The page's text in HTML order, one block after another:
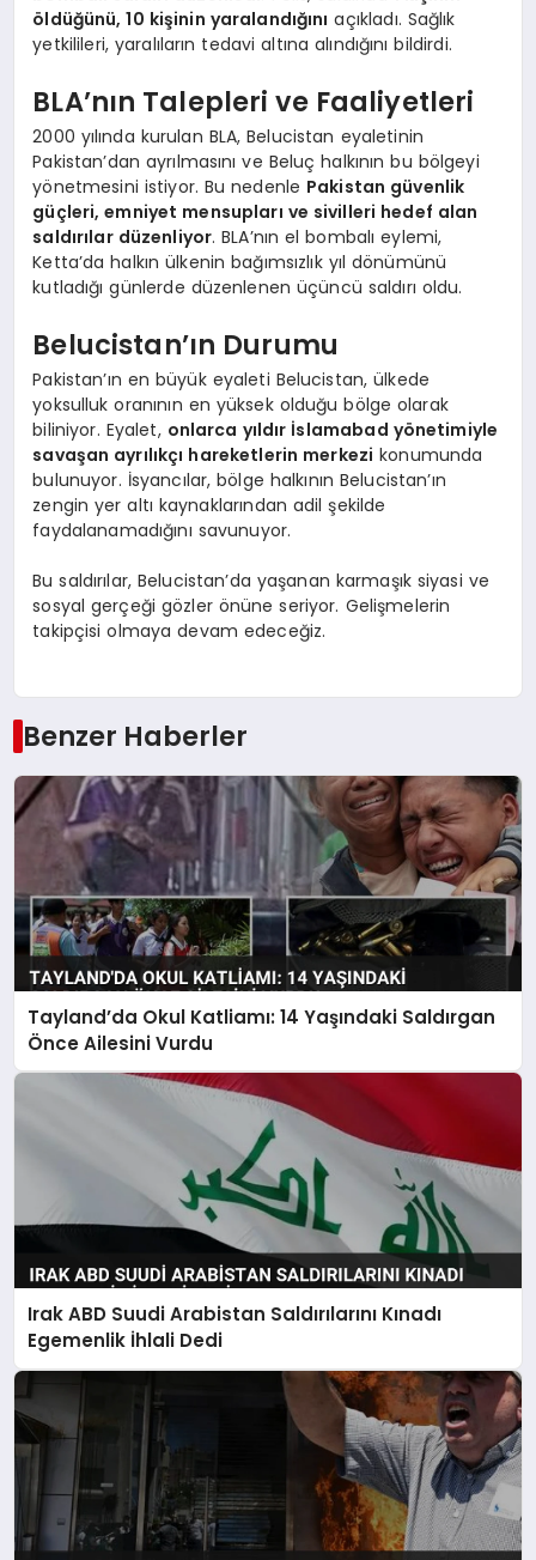
öldüğünü, 10 kişinin yaralandığını açıkladı. Sağlık
yetkilileri, yaralıların tedavi altına alındığını bildirdi.
BLA’nın Talepleri ve Faaliyetleri
2000 yılında kurulan BLA, Belucistan eyaletinin
Pakistan’dan ayrılmasını ve Beluç halkının bu bölgeyi
yönetmesini istiyor. Bu nedenle Pakistan güvenlik
güçleri, emniyet mensupları ve sivilleri hedef alan
saldırılar düzenliyor. BLA’nın el bombalı eylemi,
Ketta’da halkın ülkenin bağımsızlık yıl dönümünü
kutladığı günlerde düzenlenen üçüncü saldırı oldu.
Belucistan’ın Durumu
Pakistan’ın en büyük eyaleti Belucistan, ülkede
yoksulluk oranının en yüksek olduğu bölge olarak
biliniyor. Eyalet, onlarca yıldır İslamabad yönetimiyle
savaşan ayrılıkçı hareketlerin merkezi konumunda
bulunuyor. İsyancılar, bölge halkının Belucistan’ın
zengin yer altı kaynaklarından adil şekilde
faydalanamadığını savunuyor.
Bu saldırılar, Belucistan’da yaşanan karmaşık siyasi ve
sosyal gerçeği gözler önüne seriyor. Gelişmelerin
takipçisi olmaya devam edeceğiz.
Benzer Haberler
Tayland’da Okul Katliamı: 14 Yaşındaki Saldırgan
Önce Ailesini Vurdu
Irak ABD Suudi Arabistan Saldırılarını Kınadı
Egemenlik İhlali Dedi